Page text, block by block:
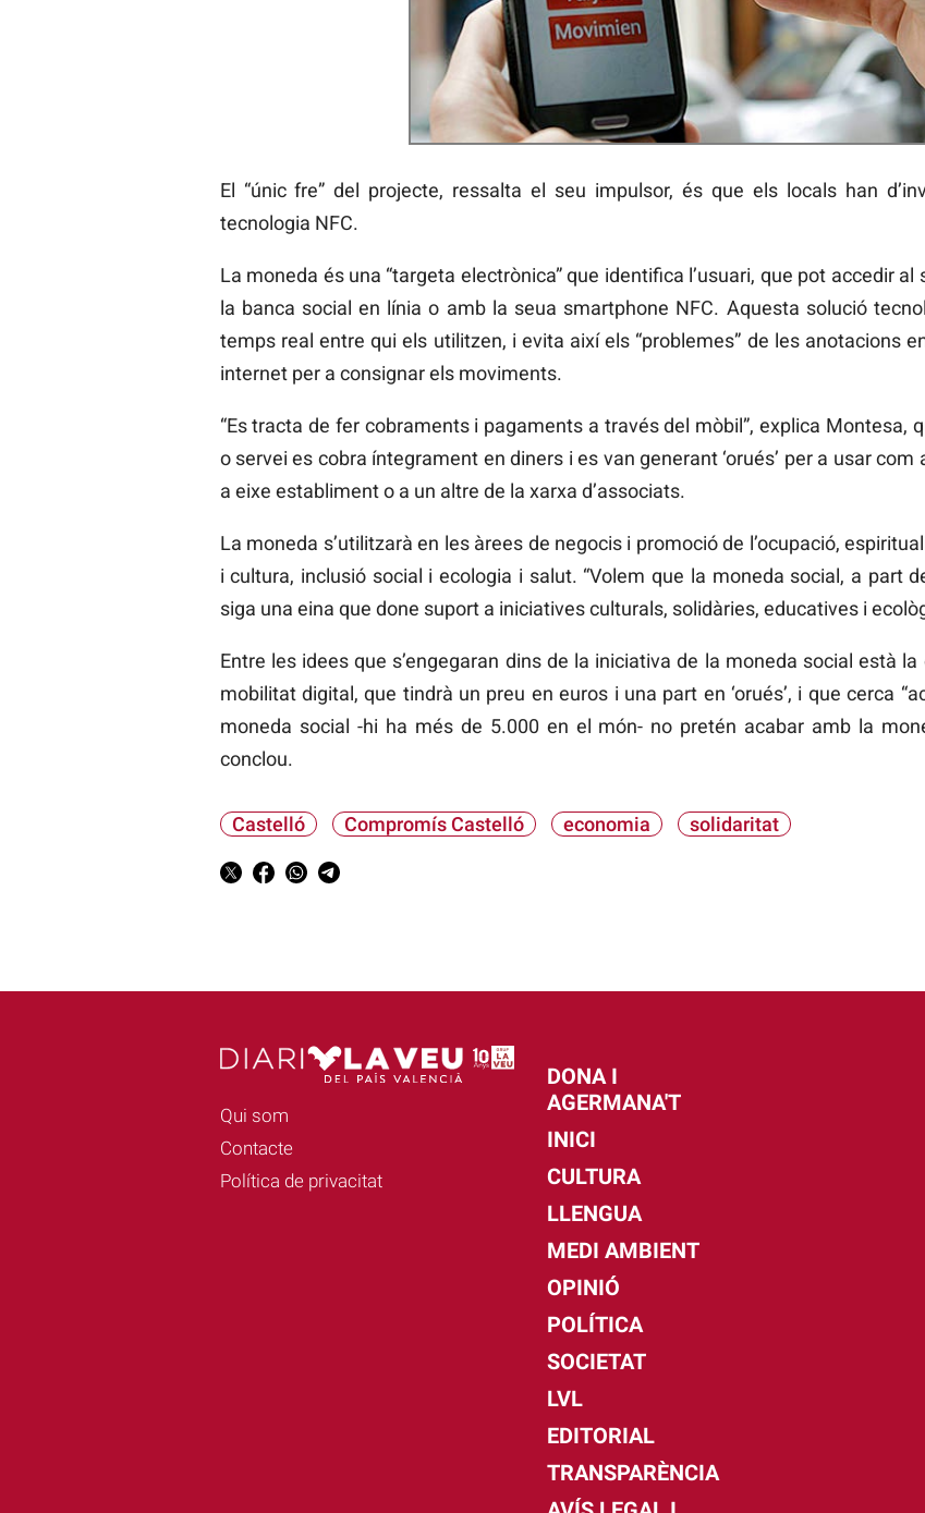
El “únic fre” del projecte, ressalta el seu impulsor, és que els locals han
tecnologia NFC.
La moneda és una “targeta electrònica” que identifica l’usuari, que pot accedir al
la banca social en línia o amb la seua smartphone NFC. Aquesta solució
temps real entre qui els utilitzen, i evita així els “problemes” de les anotacions
internet per a consignar els moviments.
“Es tracta de fer cobraments i pagaments a través del mòbil”, explica Montesa,
o servei es cobra íntegrament en diners i es van generant ‘orués’ per a usar
a eixe establiment o a un altre de la xarxa d’associats.
La moneda s’utilitzarà en les àrees de negocis i promoció de l’ocupació,
i cultura, inclusió social i ecologia i salut. “Volem que la moneda social, a part
siga una eina que done suport a iniciatives culturals, solidàries, educatives i
Entre les idees que s’engegaran dins de la iniciativa de la moneda social està
mobilitat digital, que tindrà un preu en euros i una part en ‘orués’, i que cerca
moneda social -hi ha més de 5.000 en el món- no pretén acabar amb la
conclou.
Castelló Compromís Castelló economia solidaritat
Qui som
Contacte
Política de privacitat
DONA I
AGERMANA'T
INICI
CULTURA
LLENGUA
MEDI AMBIENT
OPINIÓ
POLÍTICA
SOCIETAT
LVL
EDITORIAL
TRANSPARÈNCIA